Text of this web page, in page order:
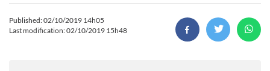
Published: 02/10/2019 14h05
Last modification: 02/10/2019 15h48